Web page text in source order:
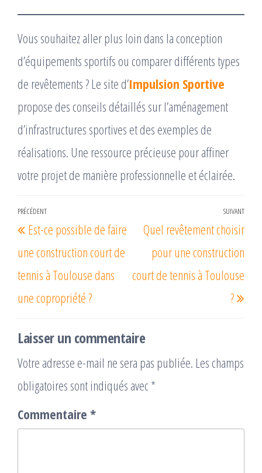
Vous souhaitez aller plus loin dans la conception
d’équipements sportifs ou comparer différents types
de revêtements ? Le site d’Impulsion Sportive
propose des conseils détaillés sur l’aménagement
d’infrastructures sportives et des exemples de
réalisations. Une ressource précieuse pour affiner
votre projet de manière professionnelle et éclairée.
Navigation
de
l’article
Article
précédent
PRÉCÉDENT
Est-ce possible de faire
une construction court de
tennis à Toulouse dans
une copropriété ?
SUIVANT
Quel revêtement choisir
pour une construction
court de tennis à Toulouse
?
Laisser un commentaire
Votre adresse e-mail ne sera pas publiée. Les champs
obligatoires sont indiqués avec *
Commentaire *